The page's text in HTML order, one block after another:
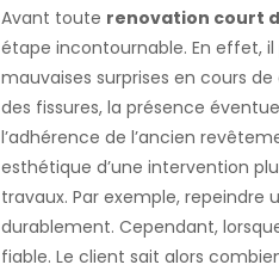
Avant toute renovation court
étape incontournable. En effet,
mauvaises surprises en cours
des fissures, la présence
l’adhérence de l’ancien
esthétique d’une intervention
travaux. Par exemple,
durablement. Cependant,
fiable. Le client sait alors